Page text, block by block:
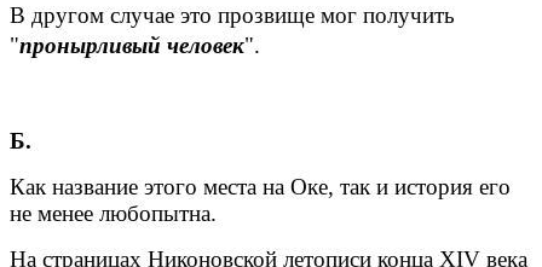
В другом случае это прозвище мог получить
"пронырливый человек".
Б.
Как название этого места на Оке, так и история его
не менее любопытна.
На страницах Никоновской летописи конца XIV века